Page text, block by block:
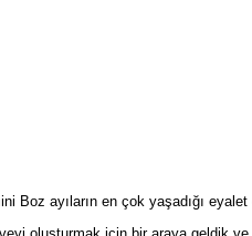
Boz ayıların en çok yaşadığı eyalet